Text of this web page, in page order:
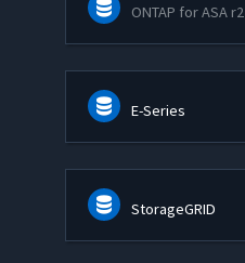
ONTAP for ASA r2
E-Series
StorageGRID